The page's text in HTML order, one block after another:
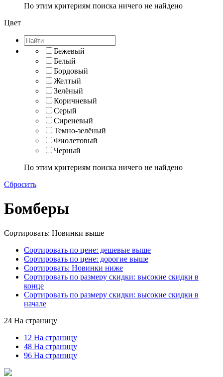
По этим критериям поиска ничего не найдено
Цвет
Бежевый
Белый
Бордовый
Желтый
Зелёный
Коричневый
Серый
Сиреневый
Темно-зелёный
Фиолетовый
Черный
По этим критериям поиска ничего не найдено
Сбросить
Бомберы
Сортировать: Новинки выше
Сортировать по цене: дешевые выше
Сортировать по цене: дорогие выше
Сортировать: Новинки ниже
Сортировать по размеру скидки: высокие скидки в
конце
Сортировать по размеру скидки: высокие скидки в
начале
24 На страницу
12 На страницу
48 На страницу
96 На страницу